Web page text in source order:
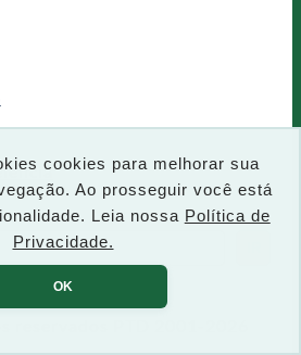
cookies para melhorar sua
Ao prosseguir você está
Leia nossa Política de
Privacidade.
OK
P
e
q
u
s